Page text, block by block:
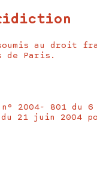
au droit
de Paris.
2004- 801 du
21 juin 2004